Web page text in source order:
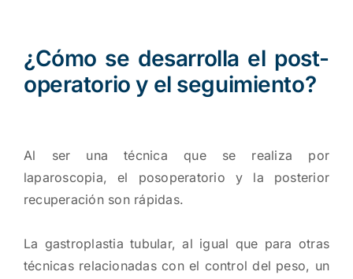
¿Cómo se desarrolla el post-
operatorio y el seguimiento?
Al ser una técnica que se realiza por
laparoscopia, el posoperatorio y la posterior
recuperación son rápidas.
La gastroplastia tubular, al igual que para otras
técnicas relacionadas con el control del peso, un